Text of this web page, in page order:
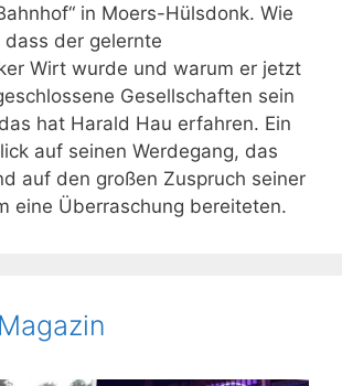
in Moers-Hülsdonk. Wie
dass der gelernte
Wirt wurde und warum er jetzt
Gesellschaften sein
hat Harald Hau erfahren. Ein
auf seinen Werdegang, das
auf den großen Zuspruch seiner
eine Überraschung bereiteten.